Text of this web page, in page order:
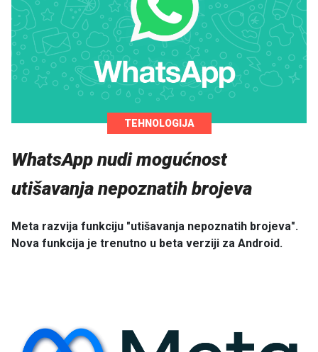
TEHNOLOGIJA
WhatsApp nudi mogućnost
utišavanja nepoznatih brojeva
Meta razvija funkciju "utišavanja nepoznatih brojeva".
Nova funkcija je trenutno u beta verziji za Android.